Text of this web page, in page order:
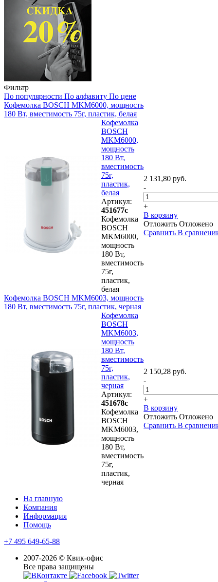
Фильтр
По популярности По алфавиту По цене
Кофемолка BOSCH MKM6000, мощность
180 Вт, вместимость 75г, пластик, белая
Кофемолка
BOSCH
MKM6000,
мощность
180 Вт,
вместимость
75г,
пластик,
белая
Артикул:
451677с
Кофемолка
BOSCH
MKM6000,
мощность
180 Вт,
вместимость
75г,
пластик,
белая
2 131,80 руб.
-
+
В корзину
Отложить Отложено
Сравнить В
Кофемолка BOSCH MKM6003, мощность
180 Вт, вместимость 75г, пластик, черная
Кофемолка
BOSCH
MKM6003,
мощность
180 Вт,
вместимость
75г,
пластик,
черная
Артикул:
451678с
Кофемолка
BOSCH
MKM6003,
мощность
180 Вт,
вместимость
75г,
пластик,
черная
2 150,28 руб.
-
+
В корзину
Отложить Отложено
Сравнить В
На главную
Компания
Информация
Помощь
+7 495 649-65-88
2007-2026 © Квик-офис
Все права защищены